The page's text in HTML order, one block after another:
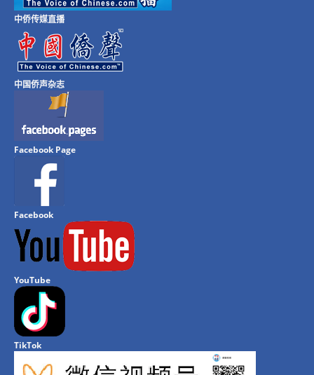
中侨传媒直播
中国侨声杂志
Facebook Page
Facebook
YouTube
TikTok